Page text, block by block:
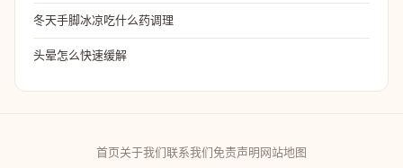
冬天手脚冰凉吃什么药调理
头晕怎么快速缓解
首页关于我们联系我们免责声明网站地图